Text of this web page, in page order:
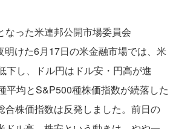
なった米連邦公開市場委員会
明けた6月17日の米金融市場では、米
下し、ドル円はドル安・円高が進
平均とS&P500種株価指数が続落した
合株価指数は反発しました。前日の